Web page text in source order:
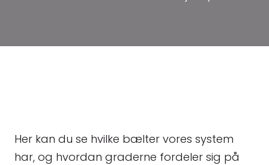
Her kan du se hvilke bælter vores system
har, og hvordan graderne fordeler sig på